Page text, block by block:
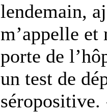
lendemain,
m’appelle
porte de
un test de
séropositive.